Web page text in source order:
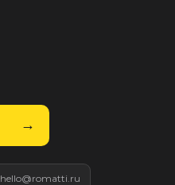
hello@romatti.ru